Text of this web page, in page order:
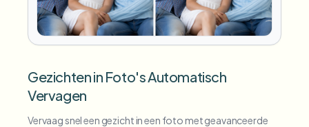
Gezichten in Foto's Automatisch
Vervagen
Vervaag snel een gezicht in een foto met geavanceerde